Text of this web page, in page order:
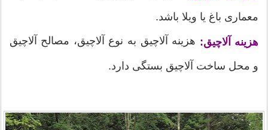
معماری باغ یا ویلا باشد.
هزینه آلاچیق: هزینه آلاچیق به نوع آلاچیق، مصالح آلاچیق
و محل ساخت آلاچیق بستگی دارد.